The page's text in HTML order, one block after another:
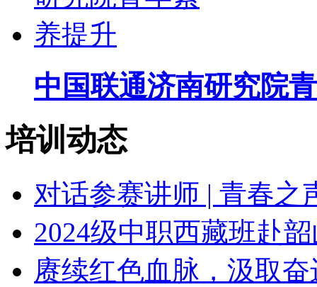
中国联通济南研究院
培训动态
对话参赛讲师 | 青春之
2024级中职西藏班赴
赓续红色血脉，汲取